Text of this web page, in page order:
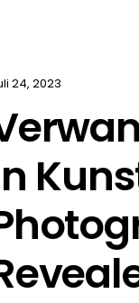
24, 2023